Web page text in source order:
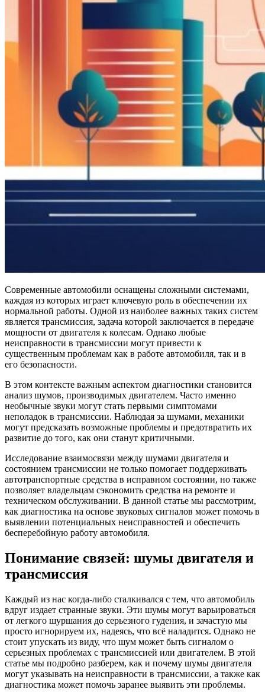
Современные автомобили оснащены сложными системами,
каждая из которых играет ключевую роль в обеспечении их
нормальной работы. Одной из наиболее важных таких систем
является трансмиссия, задача которой заключается в передаче
мощности от двигателя к колесам. Однако любые
неисправности в трансмиссии могут привести к
существенным проблемам как в работе автомобиля, так и в
его безопасности.
В этом контексте важным аспектом диагностики становится
анализ шумов, производимых двигателем. Часто именно
необычные звуки могут стать первыми симптомами
неполадок в трансмиссии. Наблюдая за шумами, механики
могут предсказать возможные проблемы и предотвратить их
развитие до того, как они станут критичными.
Исследование взаимосвязи между шумами двигателя и
состоянием трансмиссии не только помогает поддерживать
автотранспортные средства в исправном состоянии, но также
позволяет владельцам сэкономить средства на ремонте и
техническом обслуживании. В данной статье мы рассмотрим,
как диагностика на основе звуковых сигналов может помочь в
выявлении потенциальных неисправностей и обеспечить
бесперебойную работу автомобиля.
Понимание связей: шумы двигателя и
трансмиссия
Каждый из нас когда-либо сталкивался с тем, что автомобиль
вдруг издает странные звуки. Эти шумы могут варьироваться
от легкого шуршания до серьезного гудения, и зачастую мы
просто игнорируем их, надеясь, что всё наладится. Однако не
стоит упускать из виду, что шум может быть сигналом о
серьезных проблемах с трансмиссией или двигателем. В этой
статье мы подробно разберем, как и почему шумы двигателя
могут указывать на неисправности в трансмиссии, а также как
диагностика может помочь заранее выявить эти проблемы.